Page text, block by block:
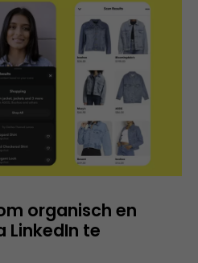
organisch en
LinkedIn te